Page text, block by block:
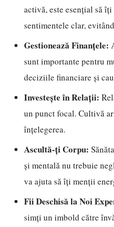
activă, este esențial să
sentimentele clar,
Gestionează Finanțele:
sunt importante pentru
deciziile financiare și
Investește în Relații:
un punct focal. Cultivă
înțelegerea.
Ascultă-ți Corpu:
și mentală nu trebuie
va ajuta să îți menții
Fii Deschisă la Noi
simți un imbold către